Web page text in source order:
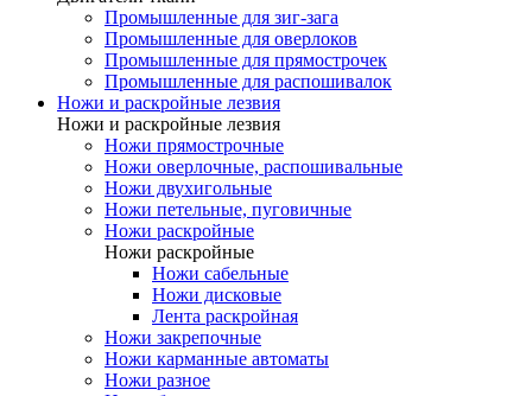
Промышленные для зиг-зага
Промышленные для оверлоков
Промышленные для прямострочек
Промышленные для распошивалок
Ножи и раскройные лезвия
Ножи и раскройные лезвия
Ножи прямострочные
Ножи оверлочные, распошивальные
Ножи двухигольные
Ножи петельные, пуговичные
Ножи раскройные
Ножи раскройные
Ножи сабельные
Ножи дисковые
Лента раскройная
Ножи закрепочные
Ножи карманные автоматы
Ножи разное